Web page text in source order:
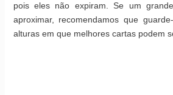
pois eles não expiram. Se um
aproximar, recomendamos que
alturas em que melhores cartas podem